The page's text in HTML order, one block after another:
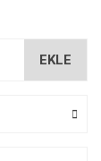
EKLE